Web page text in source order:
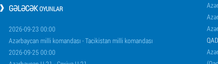
GƏLƏCƏKOYUNLAR
2026-09-23 00:00
Azərbaycan milli komandası - Tacikistan milli komandası
2026-09-25 00:00